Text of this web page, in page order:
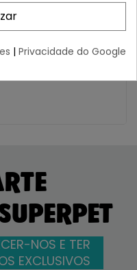
Tirador Cinturon
produtos!
NOS E TER
EXCLUSIVOS
| Privacidade do Google